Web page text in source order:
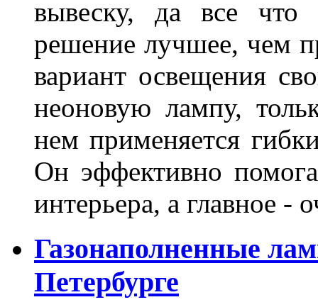
вывеску, да все
решение лучшее, чем
вариант освещения
неоновую лампу,
нем применяется
Он эффективно
интерьера, а главное
Газонаполненные
Петербурге